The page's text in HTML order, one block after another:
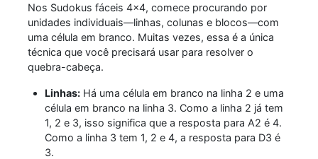
Nos Sudokus fáceis 4x4, comece procurando por
unidades individuais—linhas, colunas e blocos—com
uma célula em branco. Muitas vezes, essa é a única
técnica que você precisará usar para resolver o
quebra-cabeça.
Linhas: Há uma célula em branco na linha 2 e uma
célula em branco na linha 3. Como a linha 2 já tem
1, 2 e 3, isso significa que a resposta para A2 é 4.
Como a linha 3 tem 1, 2 e 4, a resposta para D3 é
3.